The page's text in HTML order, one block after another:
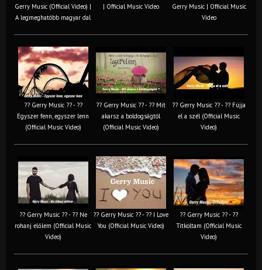
Gerry Music (Official Video) |
A legmeghatóbb magyar dal
| Official Music Video
Gerry Music | Official Music
Video
?? Gerry Music ?? - ??
Egyszer fenn, egyszer lenn
(Official Music Video)
?? Gerry Music ?? - ?? Mit
akarsz a boldogságtól
(Official Music Video)
?? Gerry Music ?? - ?? Fújja
el a szél (Official Music
Video)
?? Gerry Music ?? - ?? Ne
rohanj előlem (Official Music
Video)
?? Gerry Music ?? - ?? I Love
You (Official Music Video)
?? Gerry Music ?? - ??
Titkoltam (Official Music
Video)